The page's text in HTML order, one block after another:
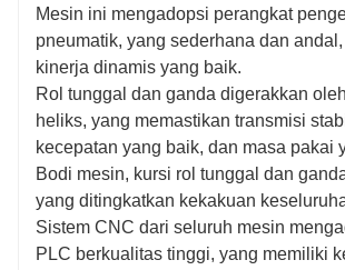
Mesin ini mengadopsi perangkat
pneumatik, yang sederhana dan
kinerja dinamis yang baik.
Rol tunggal dan ganda digerakkan
heliks, yang memastikan transmisi
kecepatan yang baik, dan masa pakai
Bodi mesin, kursi rol tunggal dan
yang ditingkatkan kekakuan
Sistem CNC dari seluruh mesin
PLC berkualitas tinggi, yang memiliki